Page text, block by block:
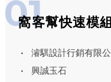
窩客幫快速模組
濬騏設計行銷有限公
興誠玉石